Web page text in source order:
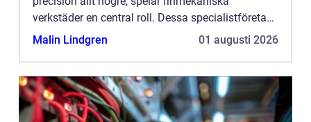
verkstäder en central roll. Dessa specialistföretag
utgör hjärtat av den avancerade ti...
Malin Lindgren 01 augusti 2026